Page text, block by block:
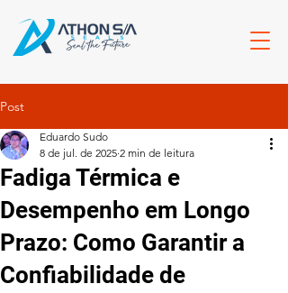
Post
Fadiga Térmica e
Desempenho em Longo
Prazo: Como Garantir a
Confiabilidade de
Eduardo Sudo
8 de jul. de 2025 2 min de leitura